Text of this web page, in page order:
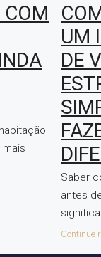
COM
UM
DE
Saber
antes
Continue